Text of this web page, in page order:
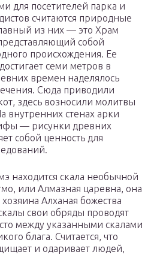
для посетителей парка и
считаются природные
из них — это Храм
собой
происхождения. Ее
семи метров в
времен наделялось
Сюда приводили
здесь возносили молитвы
внутренних стенах арки
— рисунки древних
собой ценность для
находится скала необычной
или Алмазная царевна, она
Алханая божества
свои обряды проводят
между указанными скалами
блага. Считается, что
и одаривает людей,